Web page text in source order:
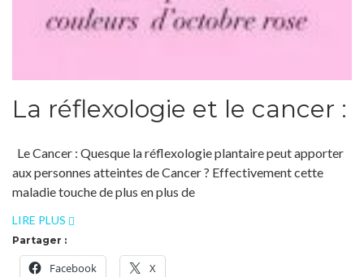
La réflexologie et le cancer :
Le Cancer : Quesque la réflexologie plantaire peut apporter
aux personnes atteintes de Cancer ? Effectivement cette
maladie touche de plus en plus de
LIRE PLUS
Partager :
Facebook X